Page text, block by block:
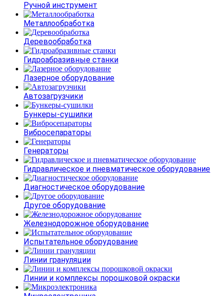
Ручной инструмент
Металлообработка
Деревообработка
Гидроабразивные станки
Лазерное оборудование
Автозагрузчики
Бункеры-сушилки
Вибросепараторы
Генераторы
Гидравлическое и пневматическое оборудование
Диагностическое оборудование
Другое оборудование
Железнодорожное оборудование
Испытательное оборудование
Линии грануляции
Линии и комплексы порошковой окраски